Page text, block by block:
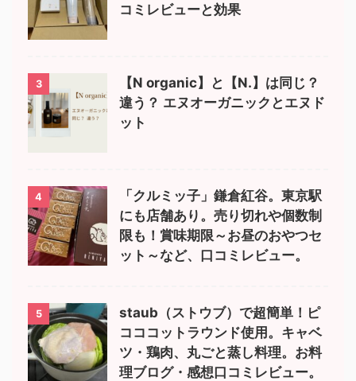
コミレビューと効果
3
【N organic】と【N.】は同じ？
違う？ エヌオーガニックとエヌド
ット
4
「クルミッ子」鎌倉紅谷。東京駅
にも店舗あり。売り切れや個数制
限も！賞味期限～お昼のおやつセ
ット～など、口コミレビュー。
5
staub（ストウブ）で超簡単！ピ
コココットラウンド使用。キャベ
ツ・鶏肉、丸ごと蒸し料理。お料
理ブログ・感想口コミレビュー。